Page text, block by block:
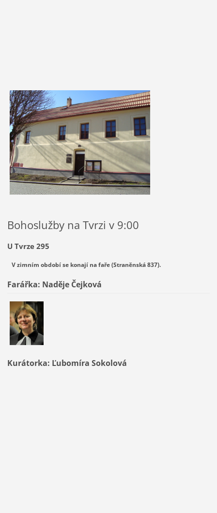
Bohoslužby na Tvrzi v 9:00
U Tvrze 295
V zimním období se konají na faře (Straněnská 837).
Farářka: Naděje Čejková
Kurátorka: Ľubomíra Sokolová